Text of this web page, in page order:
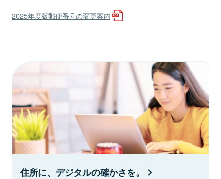
2025年度版郵便番号の変更案内
住所に、デジタルの確かさを。